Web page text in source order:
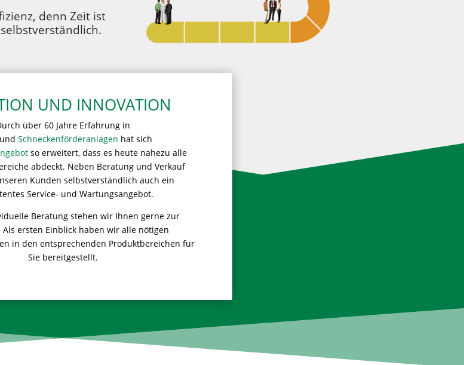
denn Zeit ist
UND INNOVATION
über 60 Jahre Erfahrung in
und Schneckenförderanlagen hat sich
so erweitert, dass es heute nahezu alle
abdeckt. Neben Beratung und Verkauf
Kunden selbstverständlich auch ein
Service- und Wartungsangebot.
Beratung stehen wir Ihnen gerne zur
Als ersten Einblick haben wir alle nötigen
in den entsprechenden Produktbereichen für
Sie bereitgestellt.